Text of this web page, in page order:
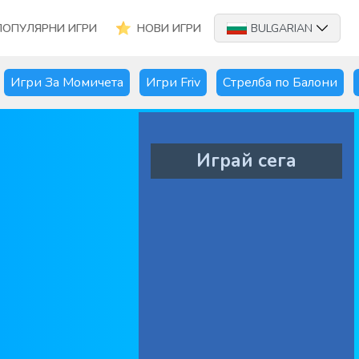
ИГРИ НОВИ ИГРИ BULGARIAN
Игри За Момичета Игри Friv Стрелба по Балони
Играй сега